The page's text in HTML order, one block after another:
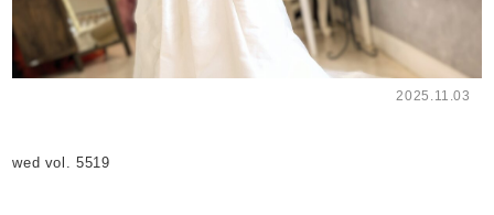
2025.11.03
wed vol. 5519